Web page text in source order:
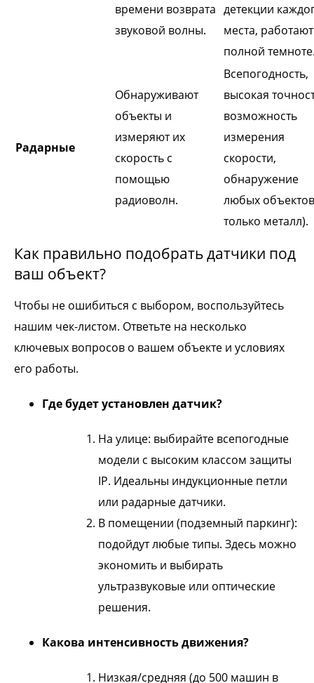
времени возврата
звуковой волны.
детекции
места,
полной
Радарные
Обнаруживают
объекты и
измеряют их
скорость с
помощью
радиоволн.
Всепогодность,
высокая
возможность
измерения
скорости,
обнаружение
любых
только металл).
Как правильно подобрать датчики под
ваш объект?
Чтобы не ошибиться с выбором, воспользуйтесь
нашим чек-листом. Ответьте на несколько
ключевых вопросов о вашем объекте и условиях
его работы.
Где будет установлен датчик?
На улице: выбирайте всепогодные
модели с высоким классом защиты
IP. Идеальны индукционные петли
или радарные датчики.
В помещении (подземный паркинг):
подойдут любые типы. Здесь можно
экономить и выбирать
ультразвуковые или оптические
решения.
Какова интенсивность движения?
Низкая/средняя (до 500 машин в